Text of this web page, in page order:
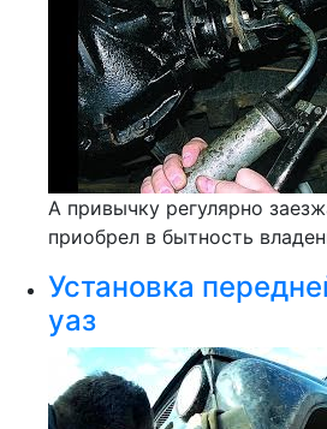
А привычку регулярно
приобрел в бытность
Установка
уаз